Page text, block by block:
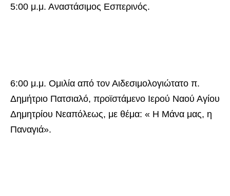
5:00 μ.μ. Αναστάσιμος Εσπερινός.
6:00 μ.μ. Ομιλία από τον Αιδεσιμολογιώτατο π.
Δημήτριο Πατσιαλό, προϊστάμενο Ιερού Ναού Αγίου
Δημητρίου Νεαπόλεως, με θέμα: « Η Μάνα μας, η
Παναγιά».